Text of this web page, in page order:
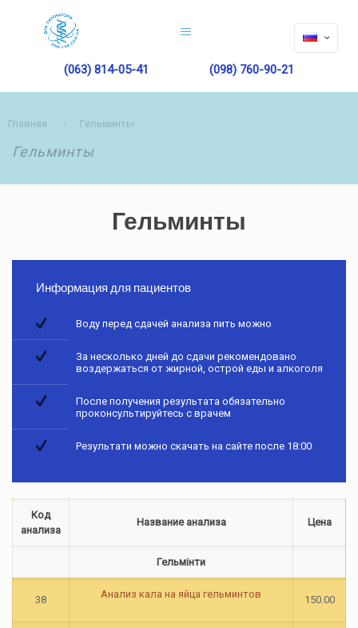
(063) 814-05-41 (098) 760-90-21
Гельминты
Главная Гельминты
Гельминты
Информация для пациентов
Воду перед сдачей анализа пить можно
За несколько дней до сдачи рекомендовано
воздержаться от жирной, острой еды и алкоголя
После получения результата обязательно
проконсультируйтесь с врачем
Результати можно скачать на сайте после 18:00
Код
анализа
Название анализа Цена
Гельмінти
38 Анализ кала на яйца гельминтов 150.00